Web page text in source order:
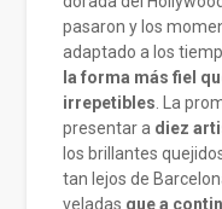
pasaron y los
adaptado a los
la forma más fiel
irrepetibles . La
presentar a diez
los brillantes
tan lejos de
veladas que a